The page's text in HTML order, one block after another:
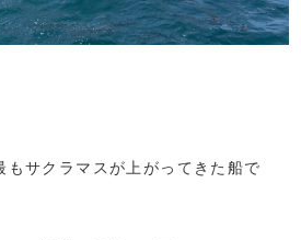
もサクラマスが上がってきた船で